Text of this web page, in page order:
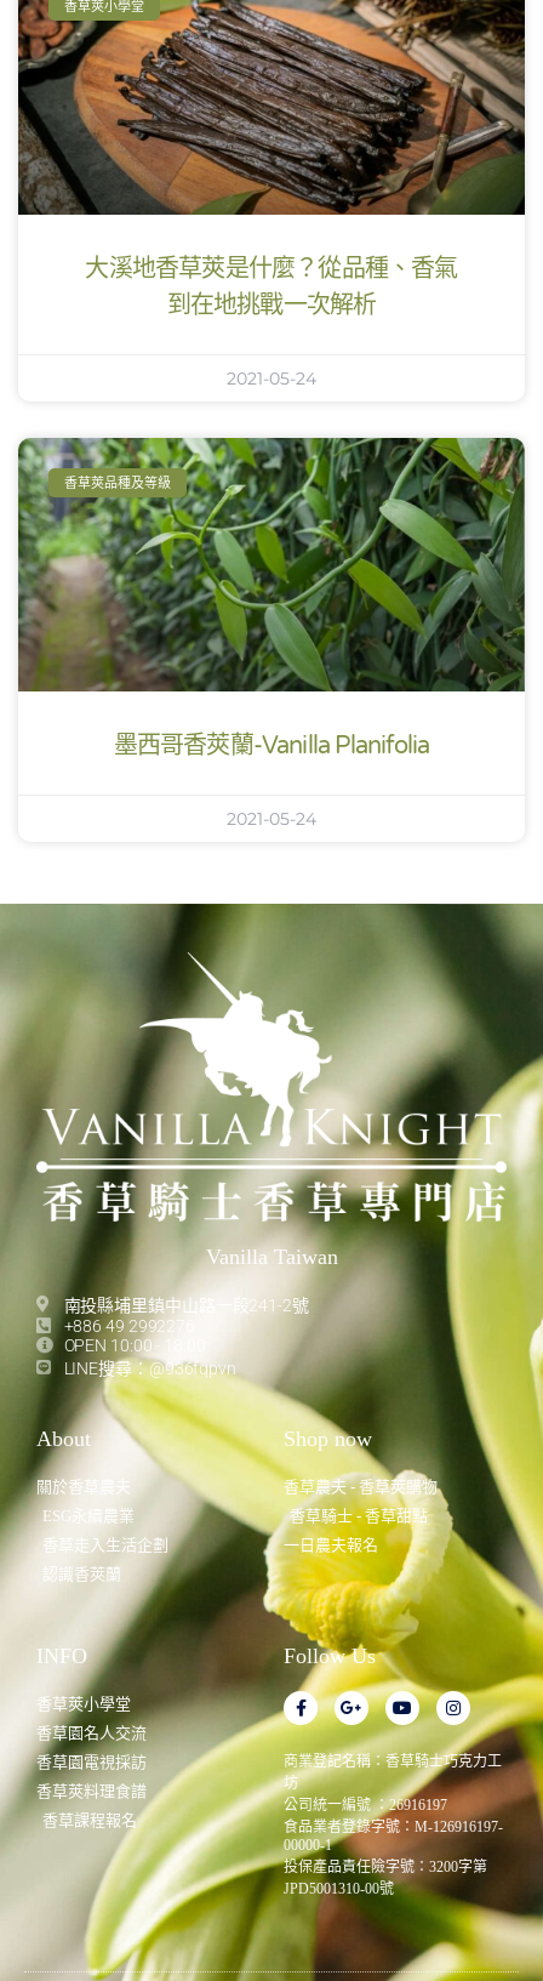
香草莢小學堂
大溪地香草莢是什麼？從品種、香氣
到在地挑戰一次解析
2021-05-24
香草莢品種及等級
墨西哥香莢蘭-Vanilla Planifolia
2021-05-24
Vanilla Taiwan
南投縣埔里鎮中山路一段241-2號
+886 49 2992276
OPEN 10:00 - 18:00
LINE搜尋：@936fqpvn
About
關於香草農夫
ESG永續農業
香草走入生活企劃
認識香莢蘭
Shop now
香草農夫 - 香草莢購物
香草騎士 - 香草甜點
一日農夫報名
INFO
香草莢小學堂
香草園名人交流
香草園電視採訪
香草莢料理食譜
香草課程報名
Follow Us
商業登記名稱：香草騎士巧克力工
坊
公司統一編號 ：26916197
食品業者登錄字號：M-126916197-
00000-1
投保產品責任險字號：3200字第
JPD5001310-00號